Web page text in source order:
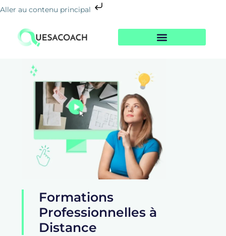
Aller au contenu principal
Formations
Professionnelles à
Distance